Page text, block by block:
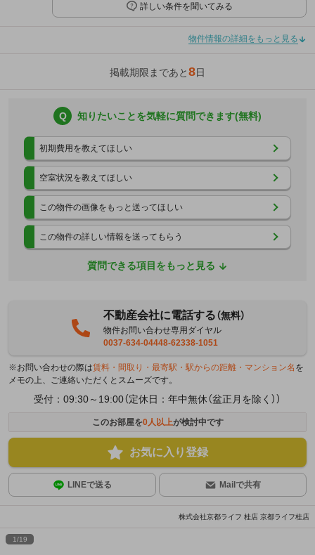
詳しい条件を聞いてみる
物件情報の詳細をもっと見る
掲載期限まであと8日
Q 知りたいことを気軽に質問できます(無料)
初期費用を教えてほしい
空室状況を教えてほしい
この物件の画像をもっと送ってほしい
この物件の詳しい情報を送ってもらう
質問できる項目をもっと見る
不動産会社に電話する（無料）
物件お問い合わせ専用ダイヤル
0037-634-04448-62338-1051
※お問い合わせの際は賃料・間取り・最寄駅・駅からの距離・マンション名 を
メモの上、ご連絡いただくとスムーズです。
受付：09:30～19:00（定休日：年中無休（盆正月を除く））
このお部屋を0人以上が検討中です
お気に入り登録
LINEで送る Mailで共有
株式会社京都ライフ 桂店 京都ライフ桂店
1/19